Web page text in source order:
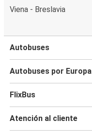
Viena - Breslavia
Autobuses
Autobuses por Europa
FlixBus
Atención al cliente